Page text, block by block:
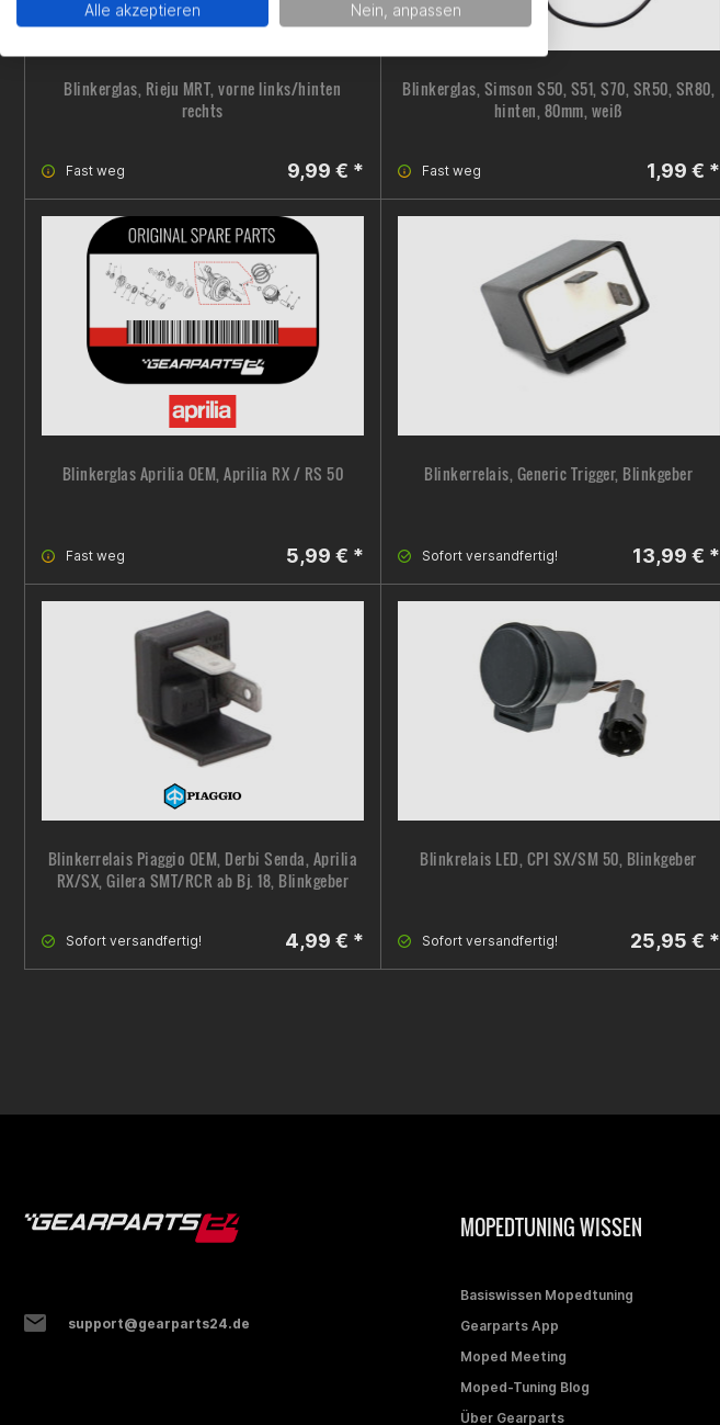
Blinkerglas, Rieju MRT, vorne links/hinten
rechts
Fast weg 9,99 € *
Blinkerglas, Simson S50, S51, S70, SR50, SR80,
hinten, 80mm, weiß
Fast weg 1,99 € *
Blinkerglas Aprilia OEM, Aprilia RX / RS 50
Fast weg 5,99 € *
Blinkerrelais, Generic Trigger, Blinkgeber
Sofort versandfertig! 13,99 € *
Blinkerrelais Piaggio OEM, Derbi Senda, Aprilia
RX/SX, Gilera SMT/RCR ab Bj. 18, Blinkgeber
Sofort versandfertig! 4,99 € *
Blinkrelais LED, CPI SX/SM 50, Blinkgeber
Sofort versandfertig! 25,95 € *
support@gearparts24.de
MOPEDTUNING WISSEN
Basiswissen Mopedtuning
Gearparts App
Moped Meeting
Moped-Tuning Blog
Über Gearparts
Alle akzeptieren Nein, anpassen